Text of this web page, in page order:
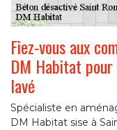
Fiez-vous aux
DM Habitat
lavé
Spécialiste en
DM Habitat sise à